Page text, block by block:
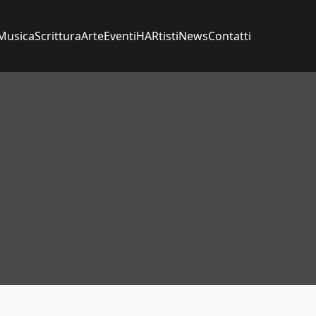
ScritturaArteEventiHARtistiNewsContatti